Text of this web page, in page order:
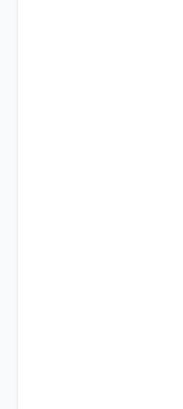
می‌کند.
صنعتی مورد
آب شرب در
غذایی ایده‌آل
این محصول
مصرف آب‌های
کیفیت آب
زندگی
در این